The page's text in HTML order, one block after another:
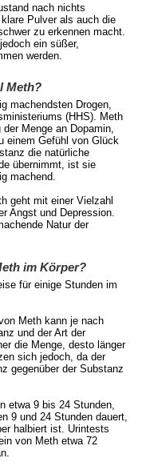
nach nichts
Pulver als auch die
zu erkennen macht.
ein süßer,
werden.
Meth?
machendsten Drogen,
(HHS). Meth
Menge an Dopamin,
einem Gefühl von Glück
die natürliche
übernimmt, ist sie
machend.
geht mit einer Vielzahl
Angst und Depression.
Natur der
im Körper?
für einige Stunden im
Meth kann je nach
und der Art der
die Menge, desto länger
sich jedoch, da der
gegenüber der Substanz
etwa 9 bis 24 Stunden,
9 und 24 Stunden dauert,
halbiert ist. Urintests
von Meth etwa 72